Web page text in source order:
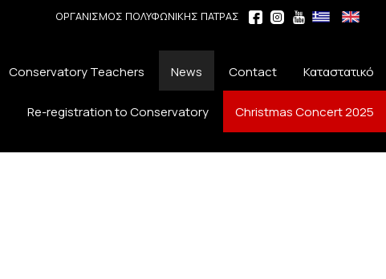
ΟΡΓΑΝΙΣΜΟΣ ΠΟΛΥΦΩΝΙΚΗΣ ΠΑΤΡΑΣ
Conservatory Teachers News Contact Καταστατικό
Re-registration to Conservatory Christmas Concert 2025